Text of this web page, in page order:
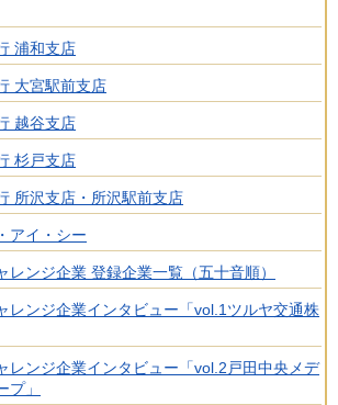
浦和支店
大宮駅前支店
越谷支店
杉戸支店
所沢支店・所沢駅前支店
アイ・シー
レンジ企業 登録企業一覧（五十音順）
レンジ企業インタビュー「vol.1ツルヤ交通株
レンジ企業インタビュー「vol.2戸田中央メデ
プ」